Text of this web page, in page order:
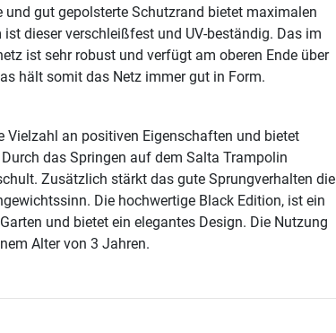
gut gepolsterte Schutzrand bietet maximalen
dieser verschleißfest und UV-beständig. Das im
ist sehr robust und verfügt am oberen Ende über
hält somit das Netz immer gut in Form.
Vielzahl an positiven Eigenschaften und bietet
das Springen auf dem Salta Trampolin
Zusätzlich stärkt das gute Sprungverhalten die
Die hochwertige Black Edition, ist ein
und bietet ein elegantes Design. Die Nutzung
Alter von 3 Jahren.